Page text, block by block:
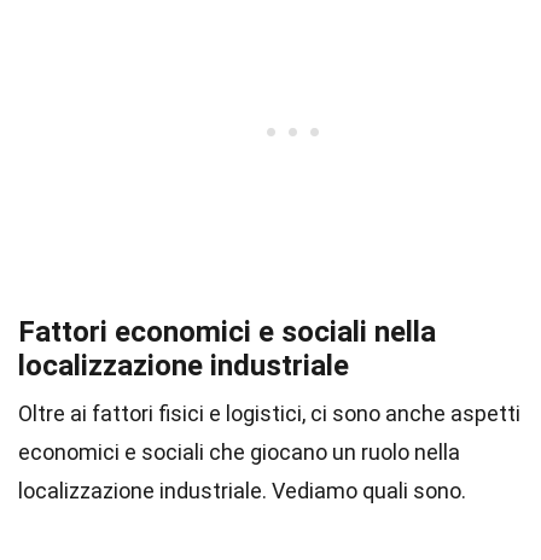
Fattori economici e sociali nella
localizzazione industriale
Oltre ai fattori fisici e logistici, ci sono anche aspetti
economici e sociali che giocano un ruolo nella
localizzazione industriale. Vediamo quali sono.